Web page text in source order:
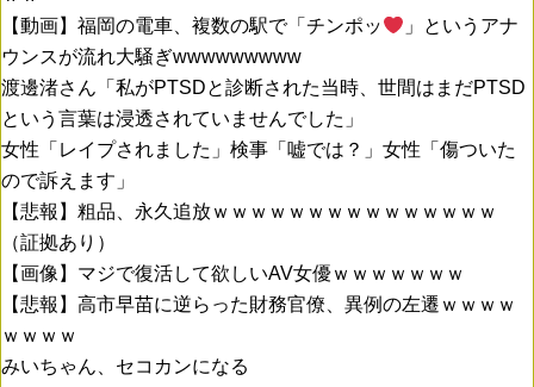
【動画】福岡の電車、複数の駅で「チンポッ
」というアナ
ウンスが流れ大騒ぎwwwwwwwww
渡邊渚さん「私がPTSDと診断された当時、世間はまだPTSD
という言葉は浸透されていませんでした」
女性「レイプされました」検事「嘘では？」女性「傷ついた
ので訴えます」
【悲報】粗品、永久追放ｗｗｗｗｗｗｗｗｗｗｗｗｗｗｗ
（証拠あり）
【画像】マジで復活して欲しいAV女優ｗｗｗｗｗｗｗ
【悲報】高市早苗に逆らった財務官僚、異例の左遷ｗｗｗｗ
ｗｗｗｗ
みいちゃん、セコカンになる